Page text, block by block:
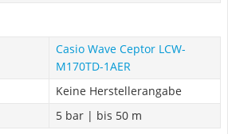
Casio Wave Ceptor LCW-
M170TD-1AER
Keine Herstellerangabe
5 bar | bis 50 m